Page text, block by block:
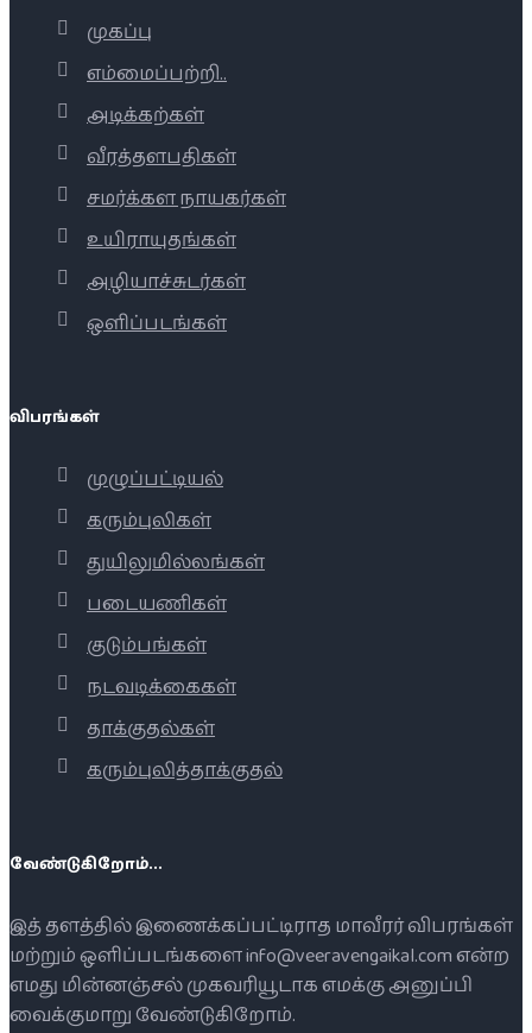
முகப்பு
எம்மைப்பற்றி..
அடிக்கற்கள்
வீரத்தளபதிகள்
சமர்க்கள நாயகர்கள்
உயிராயுதங்கள்
அழியாச்சுடர்கள்
ஒளிப்படங்கள்
விபரங்கள்
முழுப்பட்டியல்
கரும்புலிகள்
துயிலுமில்லங்கள்
படையணிகள்
குடும்பங்கள்
நடவடிக்கைகள்
தாக்குதல்கள்
கரும்புலித்தாக்குதல்
வேண்டுகிறோம்...
இத் தளத்தில் இணைக்கப்பட்டிராத மாவீரர் விபரங்கள்
மற்றும் ஒளிப்படங்களை info@veeravengaikal.com என்ற
எமது மின்னஞ்சல் முகவரியூடாக எமக்கு அனுப்பி
வைக்குமாறு வேண்டுகிறோம்.